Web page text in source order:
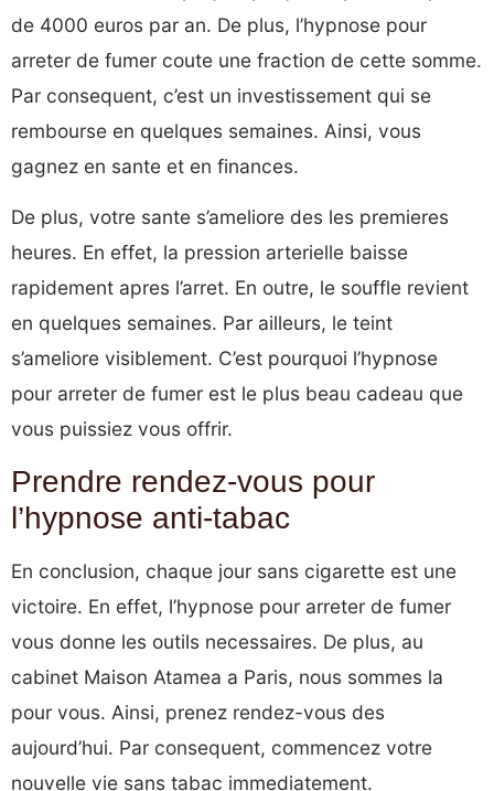
de 4000 euros par an. De plus, l’hypnose pour
arreter de fumer coute une fraction de cette somme.
Par consequent, c’est un investissement qui se
rembourse en quelques semaines. Ainsi, vous
gagnez en sante et en finances.
De plus, votre sante s’ameliore des les premieres
heures. En effet, la pression arterielle baisse
rapidement apres l’arret. En outre, le souffle revient
en quelques semaines. Par ailleurs, le teint
s’ameliore visiblement. C’est pourquoi l’hypnose
pour arreter de fumer est le plus beau cadeau que
vous puissiez vous offrir.
Prendre rendez-vous pour
l’hypnose anti-tabac
En conclusion, chaque jour sans cigarette est une
victoire. En effet, l’hypnose pour arreter de fumer
vous donne les outils necessaires. De plus, au
cabinet Maison Atamea a Paris, nous sommes la
pour vous. Ainsi, prenez rendez-vous des
aujourd’hui. Par consequent, commencez votre
nouvelle vie sans tabac immediatement.